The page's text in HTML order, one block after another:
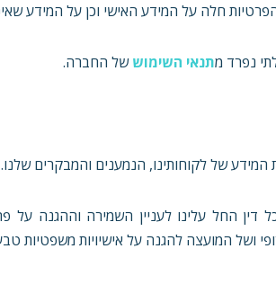
נפרד מתנאי השימוששל החברה.
המידע של לקוחותינו, הנמענים והמבקרים שלנו.